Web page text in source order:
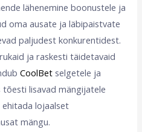
lähenemine boonustele ja
oma ausate ja läbipaistvate
paljudest konkurentidest.
ja raskesti täidetavaid
CoolBet selgetele ja
lisavad mängijatele
ehitada lojaalset
mängu.